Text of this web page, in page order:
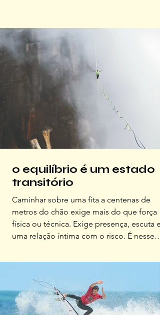
primordial é um mindset de evolução
contínua É preciso acreditar que o surfe
pode ser aprimorado em qualquer idade,
rompendo as barreiras mentais que o
tenta nos impor. No meu caso, após os
o equilíbrio é um estado
transitório
Caminhar sobre uma fita a centenas de
metros do chão exige mais do que força
física ou técnica. Exige presença, escuta e
uma relação íntima com o risco. É nesse
maestria. Atleta profissional de highline –
Brasil e no mundo –, o manezinho leva o
slackline das praças e costões de
Florianópolis a cenários extremos e